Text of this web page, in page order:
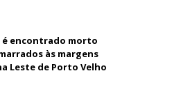
é encontrado morto
às margens
Leste de Porto Velho